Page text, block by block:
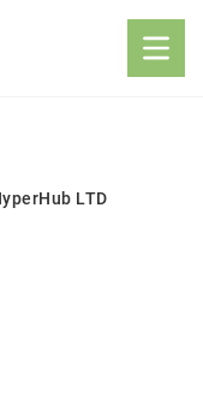
LTD